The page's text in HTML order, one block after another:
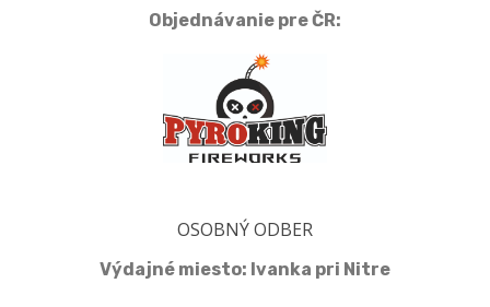
Objednávanie pre ČR:
OSOBNÝ ODBER
Výdajné miesto: Ivanka pri Nitre